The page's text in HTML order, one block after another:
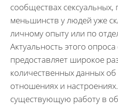
сообществах
меньшинств у людей уже
личному опыту или по
Актуальность этого
предоставляет широкое
количественных данных
отношениях и
существующую работу в